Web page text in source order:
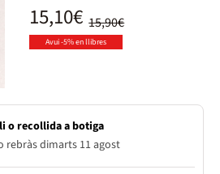
15,90€
15,10€
Avui -5% en llibres
o recollida a botiga
rebràs dimarts 11 agost